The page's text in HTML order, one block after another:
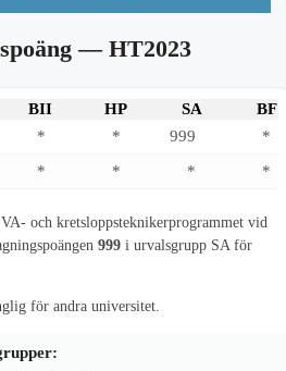
— HT2023
BII HP SA
BF
* * 999
*
* * * *
och kretsloppsteknikerprogrammet vid
999 i urvalsgrupp SA för
för andra universitet.